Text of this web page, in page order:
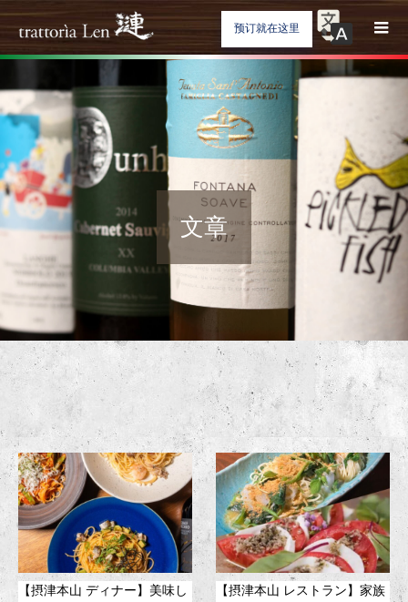
预订就在这里
文章
【摂津本山 ディナー】美味し
【摂津本山 レストラン】家族